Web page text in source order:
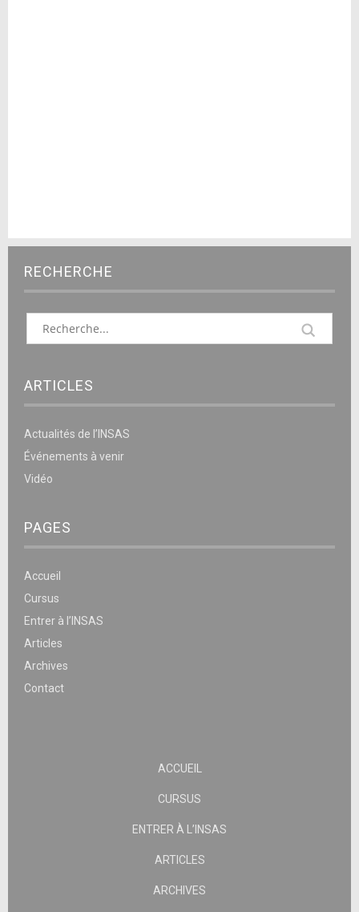
RECHERCHE
ARTICLES
Actualités de l’INSAS
Événements à venir
Vidéo
PAGES
Accueil
Cursus
Entrer à l’INSAS
Articles
Archives
Contact
ACCUEIL
CURSUS
ENTRER À L’INSAS
ARTICLES
ARCHIVES